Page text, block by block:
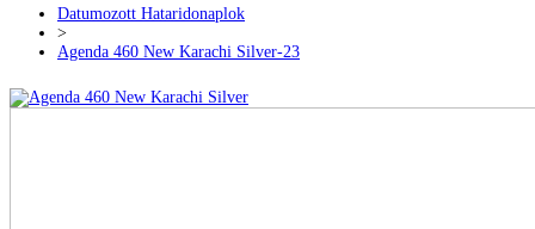
Datumozott Hataridonaplok
>
Agenda 460 New Karachi Silver-23